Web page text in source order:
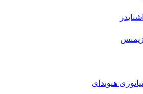
زیمنس
هیوندای